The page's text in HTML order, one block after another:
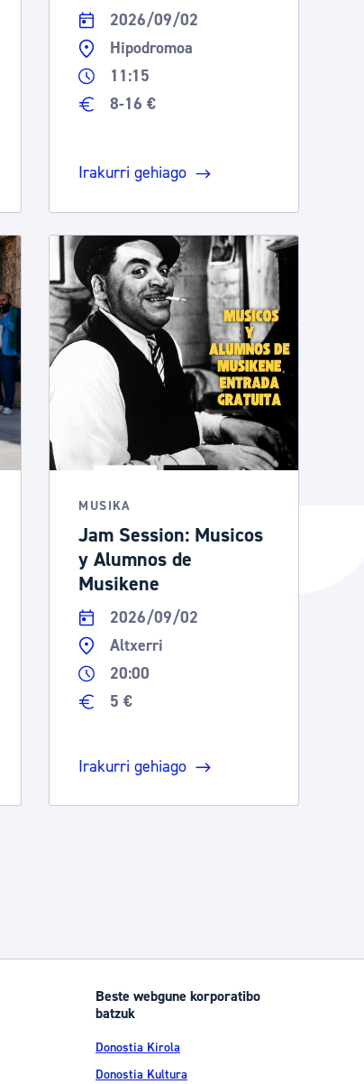
2026/09/02
Hipodromoa
11:15
8-16 €
Irakurri gehiago
MUSIKA
Jam Session: Musicos
y Alumnos de
Musikene
2026/09/02
Altxerri
20:00
5 €
Irakurri gehiago
Beste webgune korporatibo
batzuk
Donostia Kirola
Donostia Kultura